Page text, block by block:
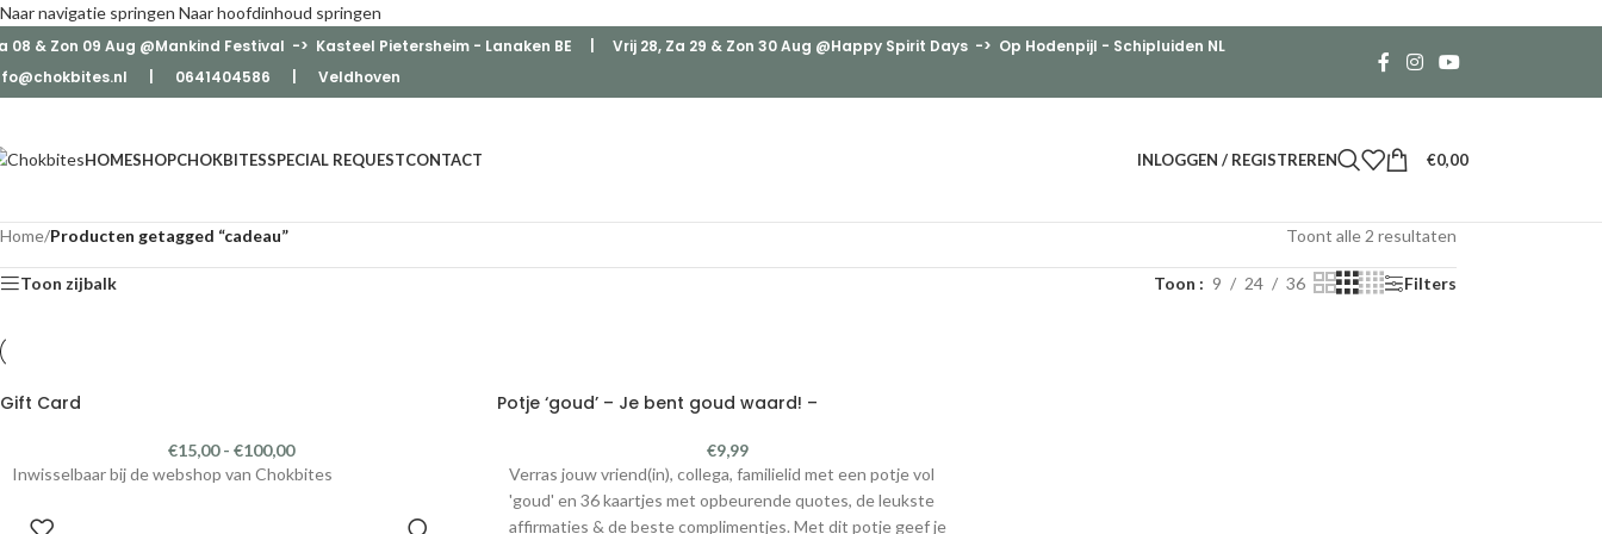
Naar navigatie springen Naar hoofdinhoud springen
08 & Zon 09 Aug @Mankind Festival -> Kasteel Pietersheim - Lanaken BE | Vrij 28, Za 29 & Zon 30 Aug @Happy Spirit Days -> Op Hodenpijl - Schipluiden NL
| 0641404586 | Veldhoven
HOMESHOPCHOKBITESSPECIAL REQUESTCONTACT INLOGGEN / REGISTREREN €0,00
Home/Producten getagged “cadeau” Toont alle 2 resultaten
Toon zijbalk Toon 9 24 36 Filters
Gift Card
€15,00 - €100,00
Inwisselbaar bij de webshop van Chokbites
Potje ‘goud’ – Je bent goud waard! –
€9,99
Verras jouw vriend(in), collega, familielid met een potje vol
'goud' en 36 kaartjes met opbeurende quotes, de leukste
affirmaties & de beste complimentjes. Met dit potje geef je